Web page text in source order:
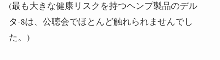
(最も大きな健康リスクを持つヘンプ製品のデル
タ-8は、公聴会でほとんど触れられませんでし
た。 )